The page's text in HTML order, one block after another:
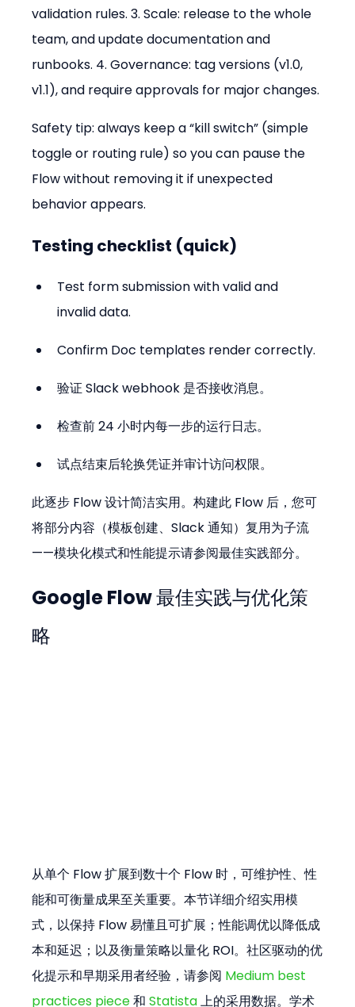
validation rules. 3. Scale: release to the whole
team, and update documentation and
runbooks. 4. Governance: tag versions (v1.0,
v1.1), and require approvals for major changes.
Safety tip: always keep a “kill switch” (simple
toggle or routing rule) so you can pause the
Flow without removing it if unexpected
behavior appears.
Testing checklist (quick)
Test form submission with valid and
invalid data.
Confirm Doc templates render correctly.
验证 Slack webhook 是否接收消息。
检查前 24 小时内每一步的运行日志。
试点结束后轮换凭证并审计访问权限。
此逐步 Flow 设计简洁实用。构建此 Flow 后，您可
将部分内容（模板创建、Slack 通知）复用为子流
——模块化模式和性能提示请参阅最佳实践部分。
Google Flow 最佳实践与优化策
略
从单个 Flow 扩展到数十个 Flow 时，可维护性、性
能和可衡量成果至关重要。本节详细介绍实用模
式，以保持 Flow 易懂且可扩展；性能调优以降低成
本和延迟；以及衡量策略以量化 ROI。社区驱动的优
化提示和早期采用者经验，请参阅 Medium best
practices piece 和 Statista 上的采用数据。学术